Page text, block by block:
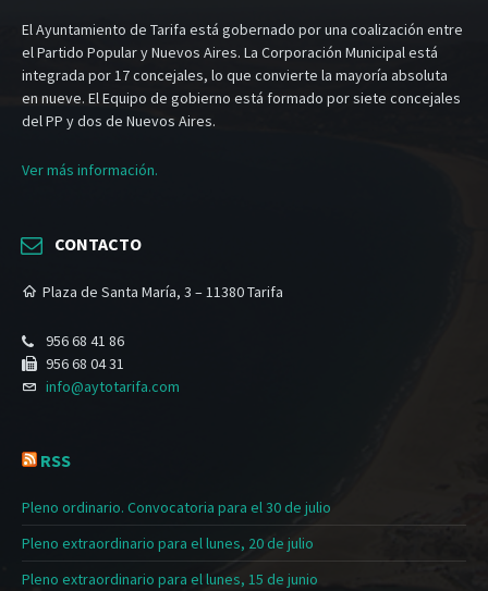
El Ayuntamiento de Tarifa está gobernado por una coalización entre
el Partido Popular y Nuevos Aires. La Corporación Municipal está
integrada por 17 concejales, lo que convierte la mayoría absoluta
en nueve. El Equipo de gobierno está formado por siete concejales
del PP y dos de Nuevos Aires.
Ver más información.
CONTACTO
Plaza de Santa María, 3 – 11380 Tarifa
956 68 41 86
956 68 04 31
info@aytotarifa.com
RSS
Pleno ordinario. Convocatoria para el 30 de julio
Pleno extraordinario para el lunes, 20 de julio
Pleno extraordinario para el lunes, 15 de junio